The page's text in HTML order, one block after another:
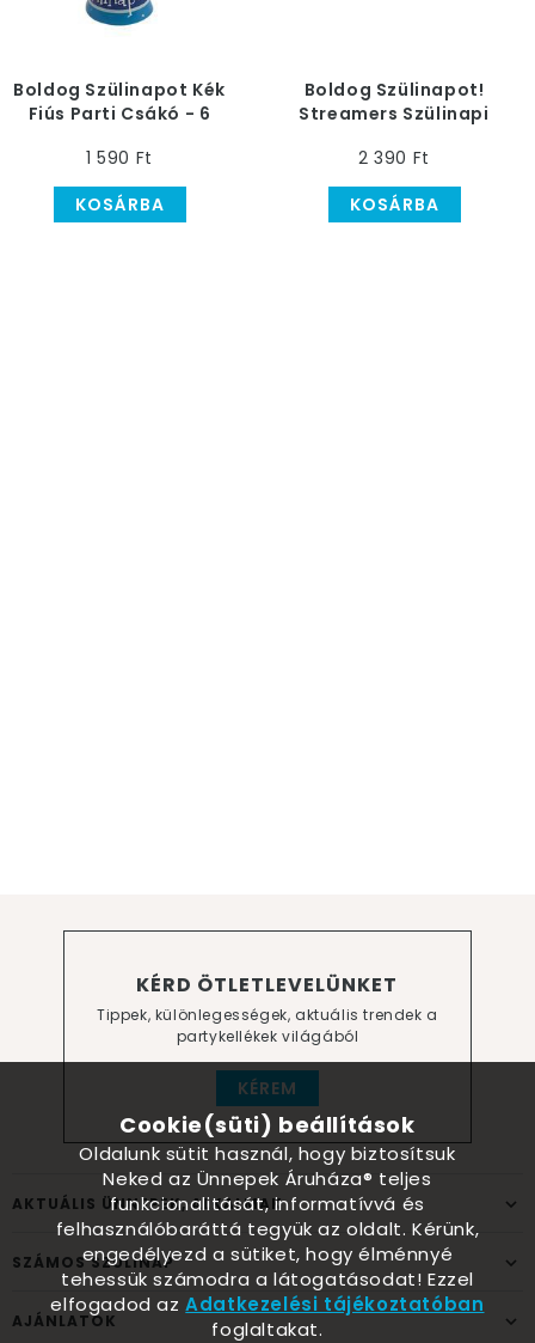
Boldog Szülinapot Kék
Fiús Parti Csákó - 6
1 590 Ft
KOSÁRBA
Boldog Szülinapot!
Streamers Szülinapi
2 390 Ft
KOSÁRBA
KÉRD ÖTLETLEVELÜNKET
Tippek, különlegességek, aktuális trendek a
partykellékek világából
KÉREM
AKTUÁLIS ÜNNEPEK, ALKALMAK
SZÁMOS SZÜLINAP
AJÁNLATOK
Cookie(süti) beállítások
Oldalunk sütit használ, hogy biztosítsuk
Neked az Ünnepek Áruháza® teljes
funkcionalitását, informatívvá és
felhasználóbaráttá tegyük az oldalt. Kérünk,
engedélyezd a sütiket, hogy élménnyé
tehessük számodra a látogatásodat! Ezzel
elfogadod azAdatkezelési tájékoztatóban
foglaltakat.